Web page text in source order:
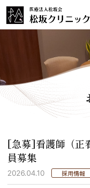
[急募]看護師（正
員募集
2026.04.10 採用情報